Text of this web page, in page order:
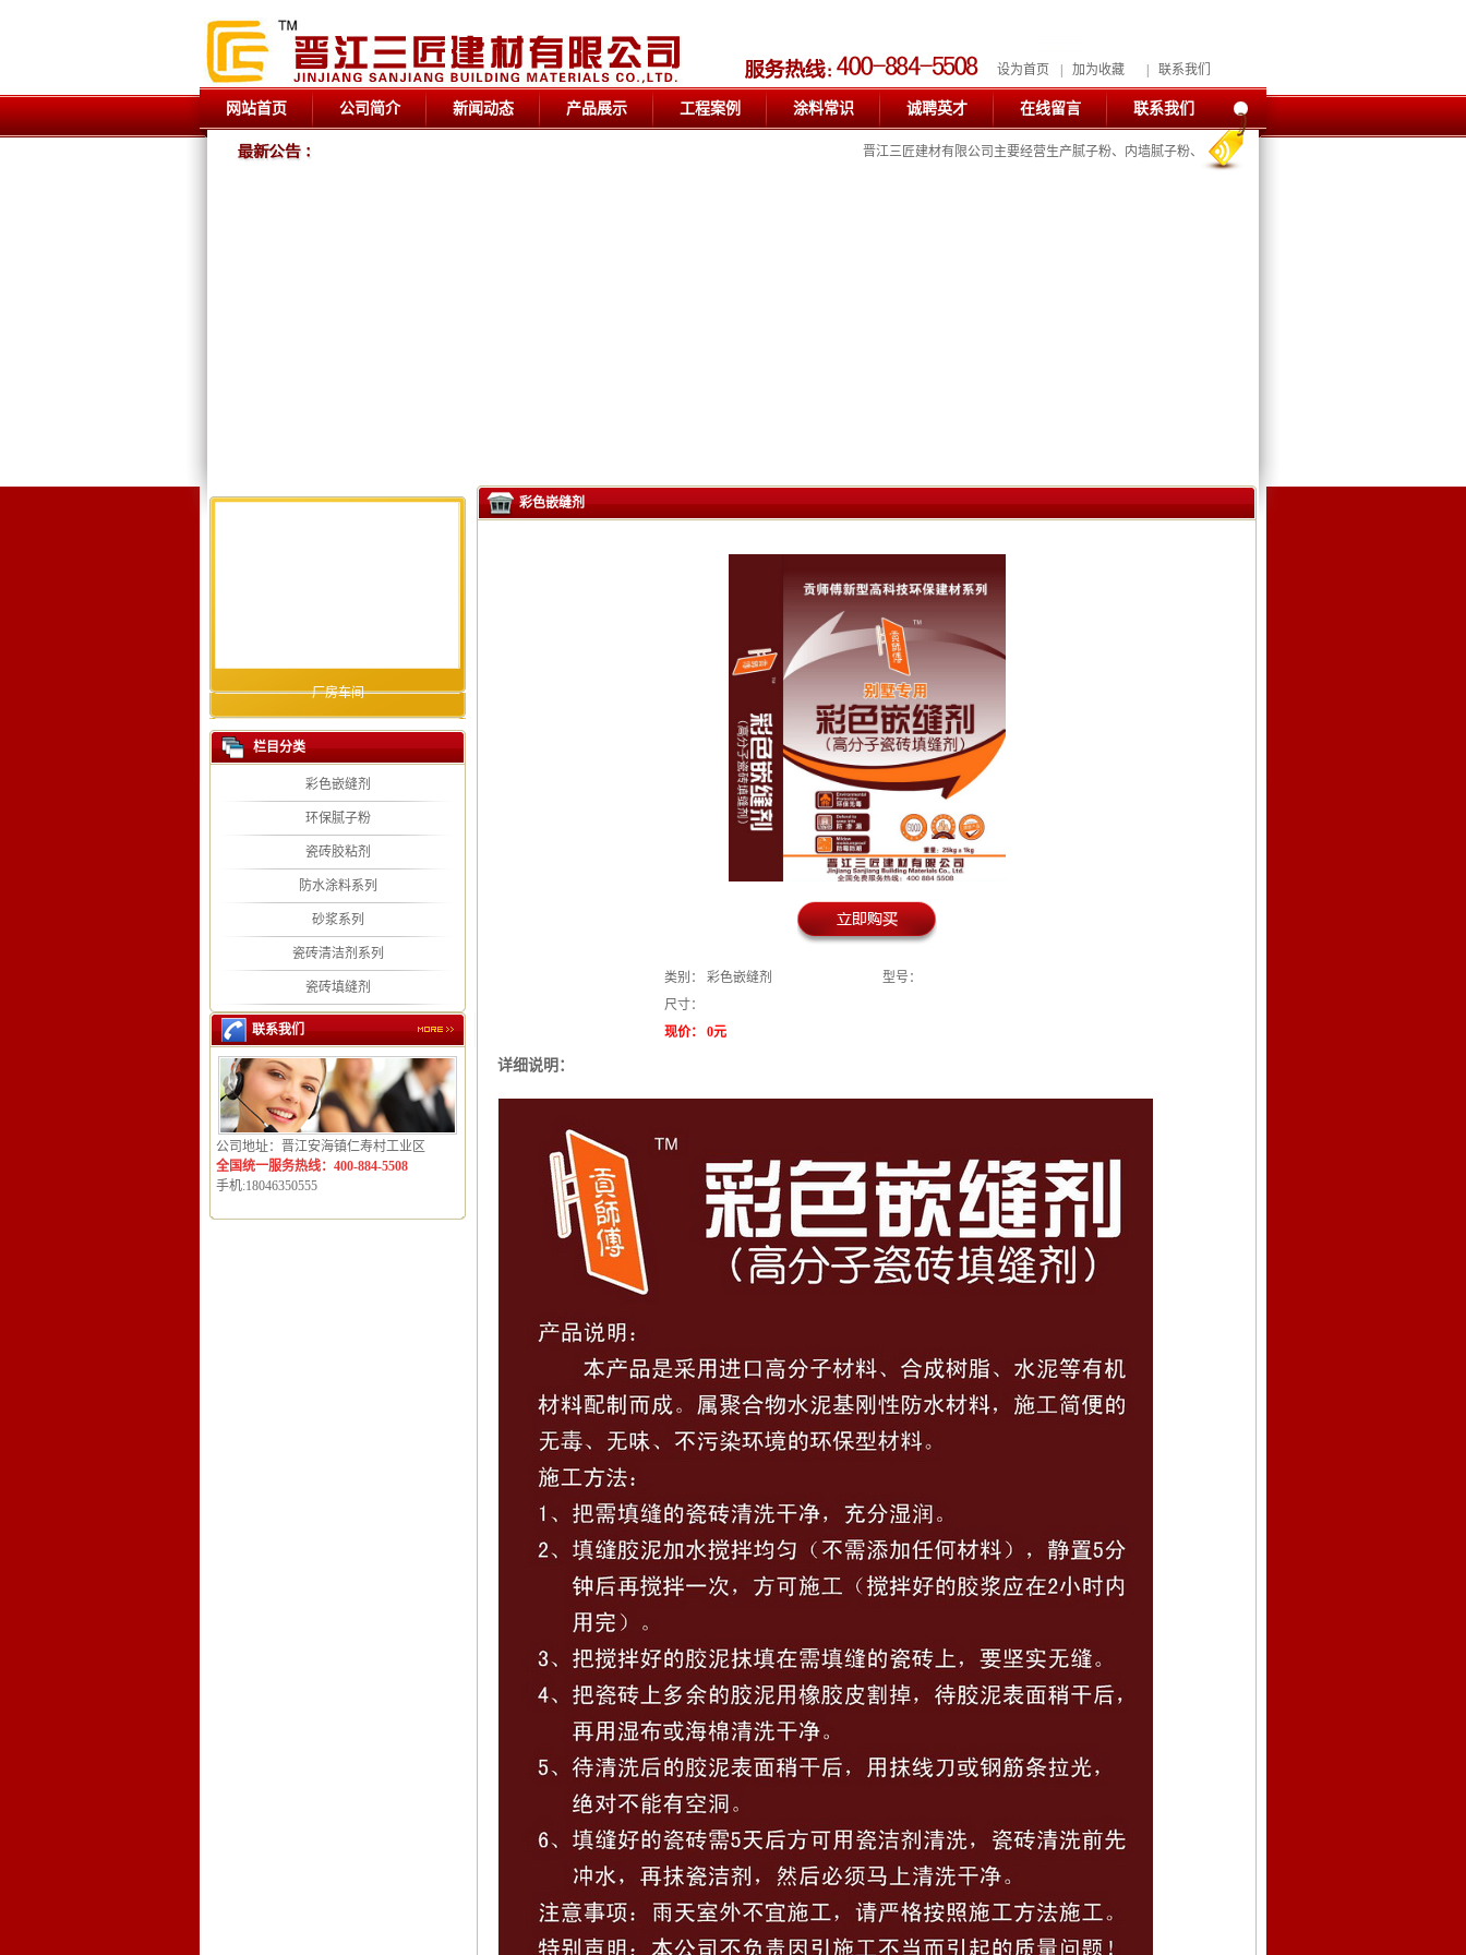
设为首页 加为收藏 联系我们
网站首页 公司简介 新闻动态 产品展示 工程案例 涂料常识 诚聘英才 在线留言 联系我们
晋江三匠建材有限公司主要经营生产腻子粉、内墙腻子粉、外墙腻子粉、耐水腻子粉、保温腻子粉、彩
厂房车间
栏目分类
彩色嵌缝剂
环保腻子粉
瓷砖胶粘剂
防水涂料系列
砂浆系列
瓷砖清洁剂系列
瓷砖填缝剂
联系我们
公司地址：晋江安海镇仁寿村工业区
全国统一服务热线：400-884-5508
手机:18046350555
彩色嵌缝剂
类别： 彩色嵌缝剂
型号：
尺寸：
现价：
0元
详细说明：